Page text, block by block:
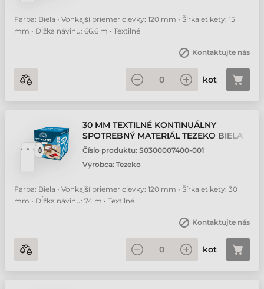
Farba: Biela • Vonkajší priemer cievky: 120 mm • Šírka etikety: 15
mm • Dĺžka návinu: 66.6 m • Textilné
Kontaktujte nás
kot
30 MM TEXTILNÉ KONTINUÁLNY
SPOTREBNÝ MATERIÁL TEZEKO BIELA
74 M
Číslo produktu: S0300007400-001
Výrobca: Tezeko
Farba: Biela • Vonkajší priemer cievky: 120 mm • Šírka etikety: 30
mm • Dĺžka návinu: 74 m • Textilné
Kontaktujte nás
kot